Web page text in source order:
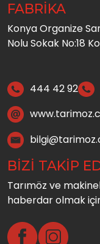
FABRİKA
Konya Organize
Nolu Sokak No:18
444 42 92
BİZİ TAKİP
Tarımöz ve
haberdar olmak